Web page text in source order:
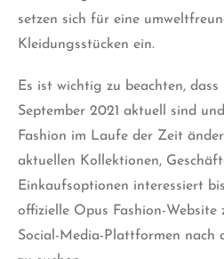
setzen sich für eine
Kleidungsstücken ein.
Es ist wichtig zu beachten,
September 2021 aktuell sind
Fashion im Laufe der Zeit
aktuellen Kollektionen,
Einkaufsoptionen interessiert
offizielle Opus Fashion-Website
Social-Media-Plattformen nach